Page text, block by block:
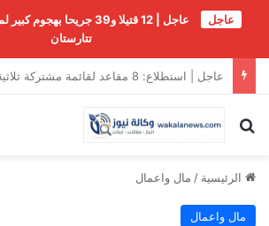
عاجل
عاجل | 12 قتيلا و39 جريحا
تتارستان
عاجل | رئيس صربيا يحذر: أوروبا على شفا
بحث عن
الرئيسية / مال واعمال
مال واعمال